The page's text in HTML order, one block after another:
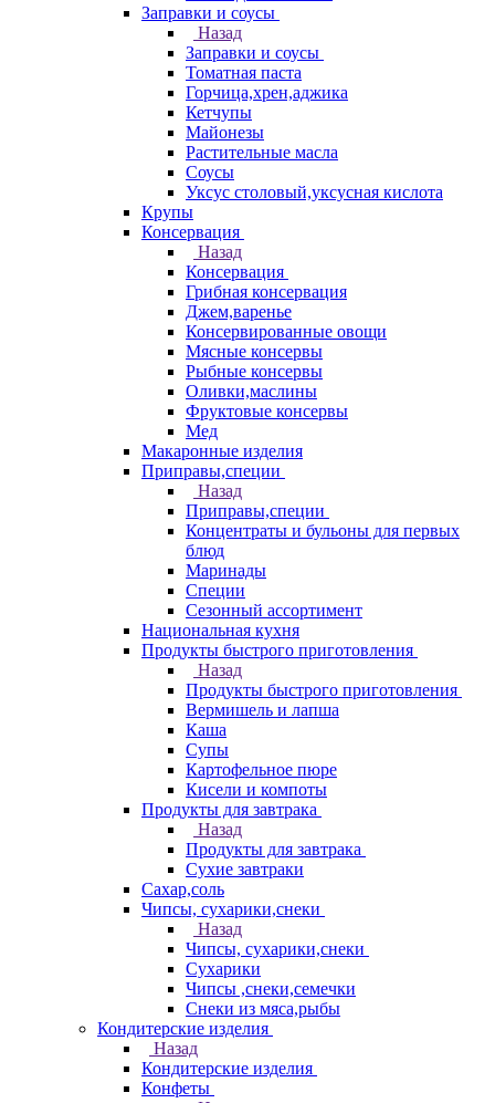
Заправки и соусы
Назад
Заправки и соусы
Томатная паста
Горчица,хрен,аджика
Кетчупы
Майонезы
Растительные масла
Соусы
Уксус столовый,уксусная кислота
Крупы
Консервация
Назад
Консервация
Грибная консервация
Джем,варенье
Консервированные овощи
Мясные консервы
Рыбные консервы
Оливки,маслины
Фруктовые консервы
Мед
Макаронные изделия
Приправы,специи
Назад
Приправы,специи
Концентраты и бульоны для первых
блюд
Маринады
Специи
Сезонный ассортимент
Национальная кухня
Продукты быстрого приготовления
Назад
Продукты быстрого приготовления
Вермишель и лапша
Каша
Супы
Картофельное пюре
Кисели и компоты
Продукты для завтрака
Назад
Продукты для завтрака
Сухие завтраки
Сахар,соль
Чипсы, сухарики,снеки
Назад
Чипсы, сухарики,снеки
Сухарики
Чипсы ,снеки,семечки
Снеки из мяса,рыбы
Кондитерские изделия
Назад
Кондитерские изделия
Конфеты